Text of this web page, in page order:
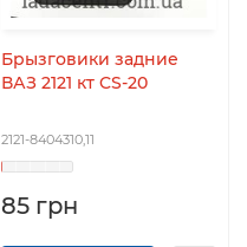
Брызговики задние
ВАЗ 2121 кт CS-20
2121-8404310,11
85 грн